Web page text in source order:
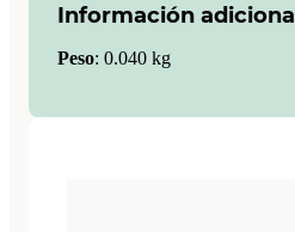
Información adicional
Peso: 0.040 kg